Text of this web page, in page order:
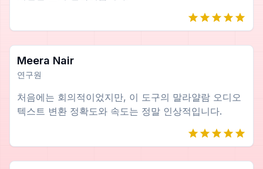
Meera Nair
연구원
처음에는 회의적이었지만, 이 도구의 말라얄람 오디오
텍스트 변환 정확도와 속도는 정말 인상적입니다.